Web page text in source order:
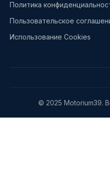
Политика
Пользовательское
Использование Cookies
© 2025 Motorium39.